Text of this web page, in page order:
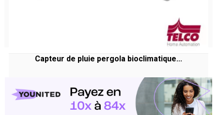
Capteur de pluie pergola bioclimatique...
Prix
185,65 €